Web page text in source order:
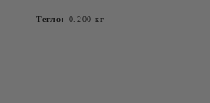
Тегло: 0.200 кг